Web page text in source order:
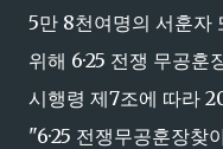
5만 8천여명의 서훈자
위해 6·25 전쟁 무공
시행령 제7조에 따라
"6·25 전쟁무공훈장찾